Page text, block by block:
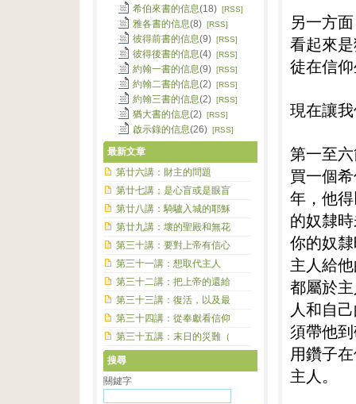
另一方
看起來
徒在信
現在讓
第一至
買一個
年，他
的奴隸
你的奴
主人給
都屬於
人和自
須帶他
用鑽子
主人。
希伯來書的信息(18) [RSS]
雅各書的信息(8) [RSS]
彼得前書的信息(9) [RSS]
彼得後書的信息(4) [RSS]
約翰一書的信息(9) [RSS]
約翰二書的信息(2) [RSS]
約翰三書的信息(2) [RSS]
猶大書的信息(2) [RSS]
啟示錄的信息(26) [RSS]
最新文章
第廿六講：財主的問題
第廿七講；是心盲或是眼盲
第廿八講：騎驢入城的耶穌
第廿九講：壞的聖殿和無花
第三十講：要對上帝有信心
第三十一講：想取代主人
第三十二講：把上帝的還給
第三十三講：復活，以及最
第三十四講：從奉獻看信仰
第三十五講：末日的災難（
搜尋
關鍵字